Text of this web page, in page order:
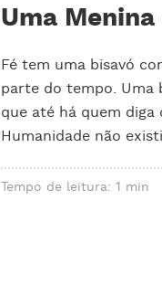
Uma
Fé tem uma bisavó
parte do tempo. Uma
que até há quem diga
Humanidade não
Tempo de leitura: 1 min